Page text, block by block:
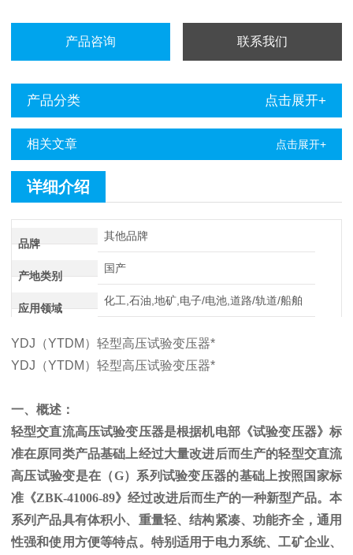
产品咨询 联系我们
产品分类 点击展开+
相关文章 点击展开+
详细介绍
品牌
其他品牌
产地类别
国产
应用领域
化工,石油,地矿,电子/电池,道路/轨道/船舶
YDJ（YTDM）轻型高压试验变压器*
YDJ（YTDM）轻型高压试验变压器*
一、概述：
轻型交直流高压试验变压器是根据机电部《试验变压器》标
准在原同类产品基础上经过大量改进后而生产的轻型交直流
高压试验变是在（G）系列试验变压器的基础上按照国家标
准《ZBK-41006-89》经过改进后而生产的一种新型产品。本
系列产品具有体积小、重量轻、结构紧凑、功能齐全，通用
性强和使用方便等特点。特别适用于电力系统、工矿企业、